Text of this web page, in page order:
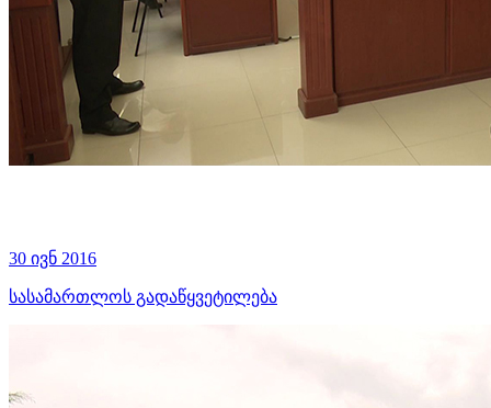
30 ივნ 2016
სასამართლოს გადაწყვეტილება